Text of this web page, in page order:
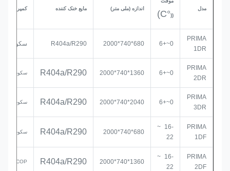
مدل
((
°C)
اندازه (ملی متر) مایع خنک کننده کمپرسور
PRIMA
1DR
0~+6
680*740*2000
R404a/R290 سکوپ
PRIMA
2DR
0~+6
1360*740*2000
R404a/R290 سکوپ
PRIMA
3DR
0~+6
2040*740*2000
R404a/R290 سکوپ
PRIMA
1DF
-16 ~
22
680*740*2000
R404a/R290 سکوپ
PRIMA
2DF
-16 ~
22
1360*740*2000
R404a/R290
SECOP